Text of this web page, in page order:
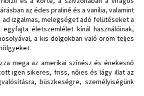
az édes praliné és a vanília, valamint
ad izgalmas, melegséget adó felütéseket a
életszemlélet kínál használóinak,
a kis dolgokban való öröm teljes
mega az amerikai színész és énekesnő
igen sikeres, friss, nőies és lágy illat az
büszkeségre, személyiségünk